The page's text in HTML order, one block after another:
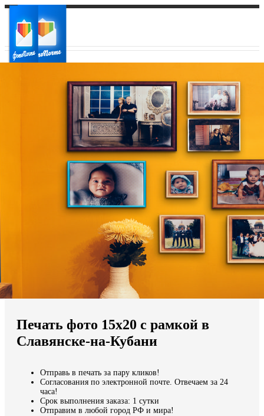
Ваш регион доставки
Выберите из списка:
Мы доставляем по всему миру
Продолжить без города
Печать фото 15х20 с рамкой в
Славянске-на-Кубани
Отправь в печать за пару кликов!
Согласования по электронной почте. Отвечаем за 24
часа!
Срок выполнения заказа: 1 сутки
Отправим в любой город РФ и мира!